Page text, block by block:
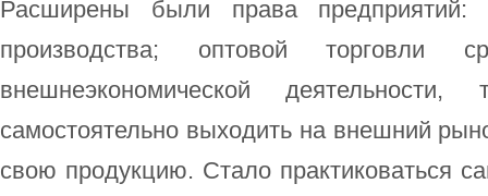
Расширены были права предприятий:
производства; оптовой торговли
внешнеэкономической
самостоятельно выходить на внешний
свою продукцию. Стало практиковаться